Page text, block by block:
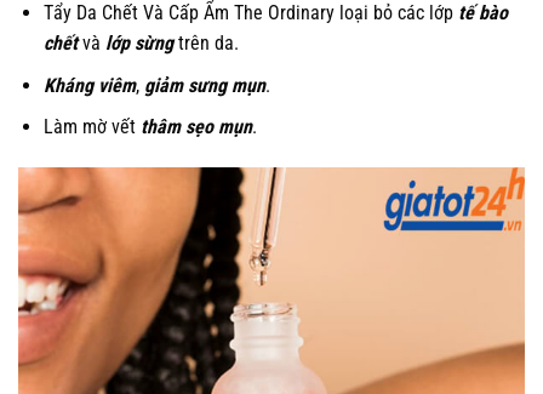
Tẩy Da Chết Và Cấp Ẩm The Ordinary loại bỏ các lớp tế bào
chếtvà lớp sừngtrên da.
Kháng viêm, giảm sưng mụn.
Làm mờ vết thâm sẹo mụn.